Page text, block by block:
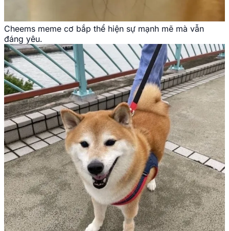
Cheems meme cơ bắp thể hiện sự mạnh mẽ mà vẫn
đáng yêu.